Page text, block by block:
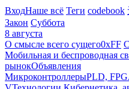
ВходНаше всё Теги codebook
Закон Суббота
8 августа
О смысле всего сущего0xFF
Мобильная и беспроводная
рынокОбъявления
МикроконтроллерыPLD,